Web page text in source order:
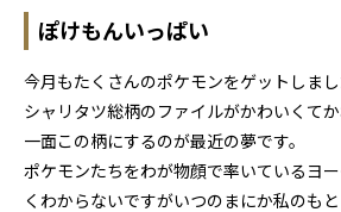
ぽけもんいっぱい
今月もたくさんのポケモンをゲットしまし
シャリタツ総柄のファイルがかわいくて
一面この柄にするのが最近の夢です。
ポケモンたちをわが物顔で率いているヨ
くわからないですがいつのまにか私のも